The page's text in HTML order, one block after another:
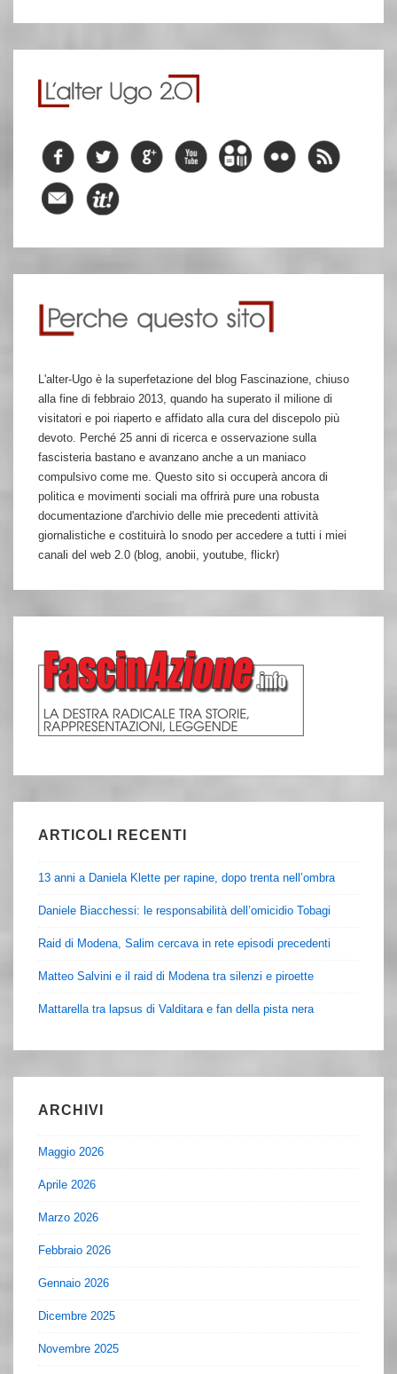
L'alter-Ugo è la superfetazione del blog Fascinazione, chiuso
alla fine di febbraio 2013, quando ha superato il milione di
visitatori e poi riaperto e affidato alla cura del discepolo più
devoto. Perché 25 anni di ricerca e osservazione sulla
fascisteria bastano e avanzano anche a un maniaco
compulsivo come me. Questo sito si occuperà ancora di
politica e movimenti sociali ma offrirà pure una robusta
documentazione d'archivio delle mie precedenti attività
giornalistiche e costituirà lo snodo per accedere a tutti i miei
canali del web 2.0 (blog, anobii, youtube, flickr)
ARTICOLI RECENTI
13 anni a Daniela Klette per rapine, dopo trenta nell’ombra
Daniele Biacchessi: le responsabilità dell’omicidio Tobagi
Raid di Modena, Salim cercava in rete episodi precedenti
Matteo Salvini e il raid di Modena tra silenzi e piroette
Mattarella tra lapsus di Valditara e fan della pista nera
ARCHIVI
Maggio 2026
Aprile 2026
Marzo 2026
Febbraio 2026
Gennaio 2026
Dicembre 2025
Novembre 2025